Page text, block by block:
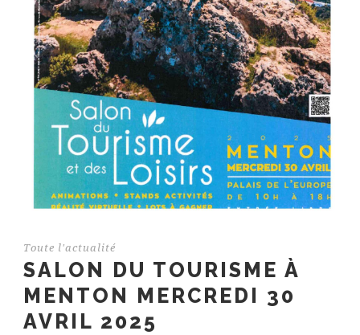
Toute l'actualité
SALON DU TOURISME À
MENTON MERCREDI 30
AVRIL 2025